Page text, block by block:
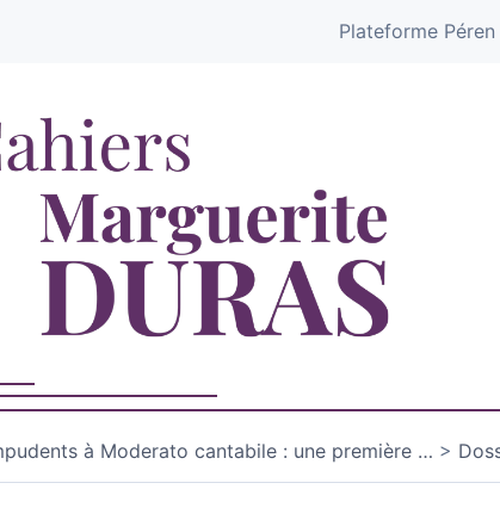
Plateforme Péren
à Moderato cantabile : une première …